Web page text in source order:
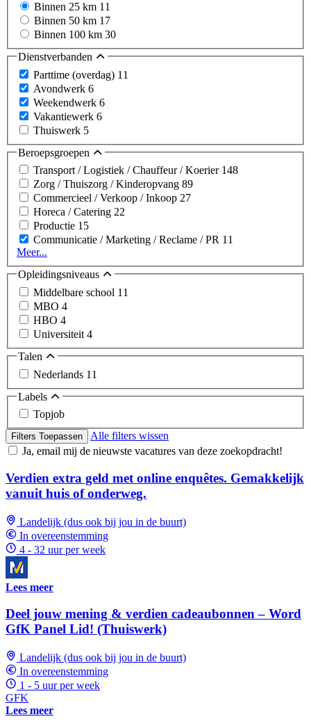
Binnen 25 km 11
Binnen 50 km 17
Binnen 100 km 30
Dienstverbanden
Parttime (overdag) 11
Avondwerk 6
Weekendwerk 6
Vakantiewerk 6
Thuiswerk 5
Beroepsgroepen
Transport / Logistiek / Chauffeur / Koerier 148
Zorg / Thuiszorg / Kinderopvang 89
Commercieel / Verkoop / Inkoop 27
Horeca / Catering 22
Productie 15
Communicatie / Marketing / Reclame / PR 11
Meer...
Opleidingsniveaus
Middelbare school 11
MBO 4
HBO 4
Universiteit 4
Talen
Nederlands 11
Labels
Topjob
Filters Toepassen
Alle filters wissen
Ja, email mij de nieuwste vacatures van deze zoekopdracht!
Verdien extra geld met online enquêtes. Gemakkelijk
vanuit huis of onderweg.
Landelijk (dus ook bij jou in de buurt)
In overeenstemming
4 - 32 uur per week
Lees meer
Deel jouw mening & verdien cadeaubonnen – Word
GfK Panel Lid! (Thuiswerk)
Landelijk (dus ook bij jou in de buurt)
In overeenstemming
1 - 5 uur per week
GFK
Lees meer